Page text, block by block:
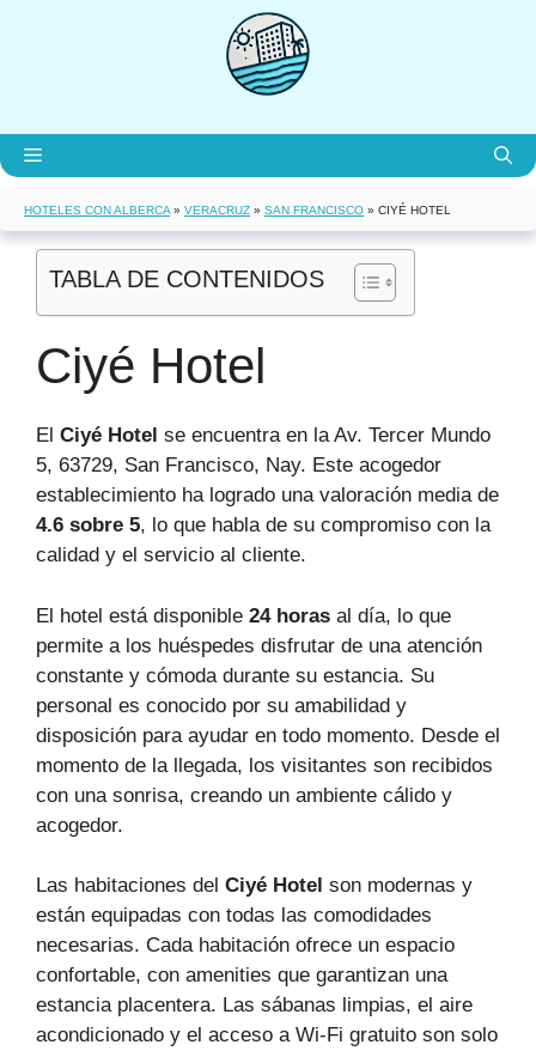
Menú
HOTELES CON ALBERCA » VERACRUZ » SAN FRANCISCO » CIYÉ HOTEL
TABLA DE CONTENIDOS
Ciyé Hotel
El Ciyé Hotel se encuentra en la Av. Tercer Mundo
5, 63729, San Francisco, Nay. Este acogedor
establecimiento ha logrado una valoración media de
4.6 sobre 5, lo que habla de su compromiso con la
calidad y el servicio al cliente.
El hotel está disponible 24 horas al día, lo que
permite a los huéspedes disfrutar de una atención
constante y cómoda durante su estancia. Su
personal es conocido por su amabilidad y
disposición para ayudar en todo momento. Desde el
momento de la llegada, los visitantes son recibidos
con una sonrisa, creando un ambiente cálido y
acogedor.
Las habitaciones del Ciyé Hotel son modernas y
están equipadas con todas las comodidades
necesarias. Cada habitación ofrece un espacio
confortable, con amenities que garantizan una
estancia placentera. Las sábanas limpias, el aire
acondicionado y el acceso a Wi-Fi gratuito son solo